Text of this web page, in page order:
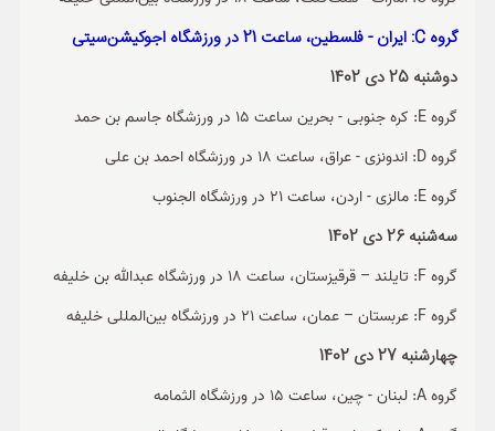
گروه C: ایران - فلسطین، ساعت 21 در ورزشگاه اجوکیشن‌سیتی
دوشنبه 25 دی 1402
گروه E: کره جنوبی - بحرین ساعت 15 در ورزشگاه جاسم بن حمد
گروه D: اندونزی - عراق، ساعت 18 در ورزشگاه احمد بن علی
گروه E: مالزی - اردن، ساعت 21 در ورزشگاه الجنوب
سه‌شنبه 26 دی 1402
گروه F: تایلند – قرقیزستان، ساعت 18 در ورزشگاه عبدالله بن خلیفه
گروه F: عربستان – عمان، ساعت 21 در ورزشگاه بین‌المللی خلیفه
چهارشنبه 27 دی 1402
گروه A: لبنان - چین، ساعت 15 در ورزشگاه الثمامه